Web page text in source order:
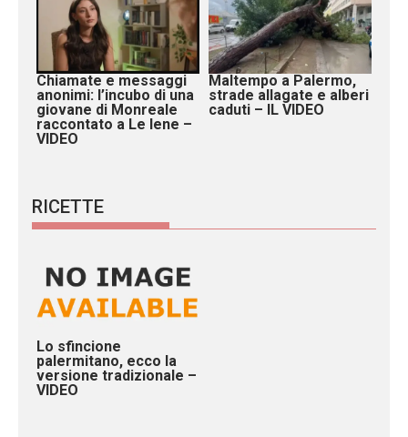
Chiamate e messaggi
anonimi: l’incubo di una
giovane di Monreale
raccontato a Le Iene –
VIDEO
Maltempo a Palermo,
strade allagate e alberi
caduti – IL VIDEO
RICETTE
Lo sfincione
palermitano, ecco la
versione tradizionale –
VIDEO